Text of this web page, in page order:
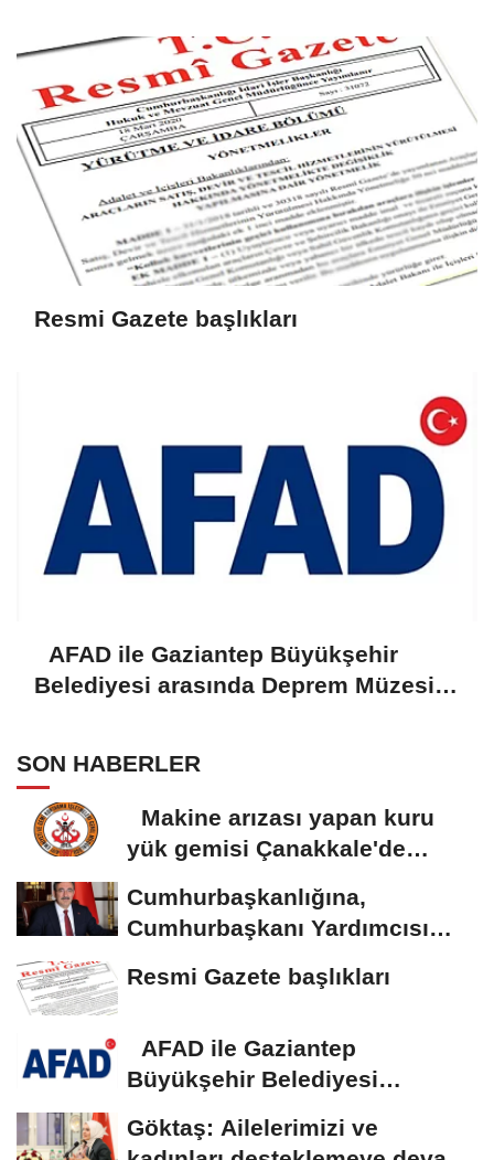
Resmi Gazete başlıkları
AFAD ile Gaziantep Büyükşehir
Belediyesi arasında Deprem Müzesi
SON HABERLER
Makine arızası yapan kuru
yük gemisi Çanakkale'de
Cumhurbaşkanlığına,
Cumhurbaşkanı Yardımcısı
Resmi Gazete başlıkları
AFAD ile Gaziantep
Büyükşehir Belediyesi
Göktaş: Ailelerimizi ve